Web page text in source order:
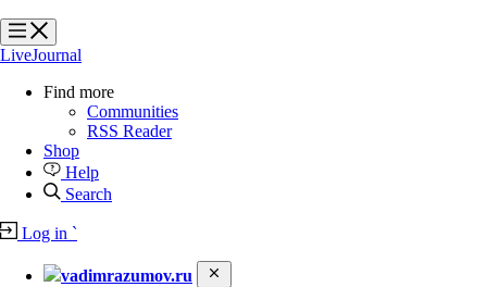
?
?
LiveJournal
Find more
Communities
RSS Reader
Shop
Help
Search
Log in `
vadimrazumov.ru